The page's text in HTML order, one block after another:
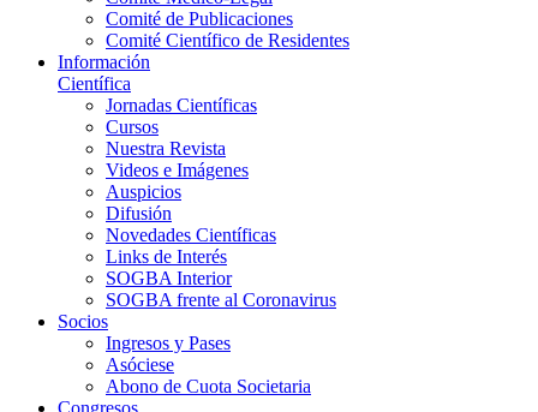
Comité de Publicaciones
Comité Científico de Residentes
Información
Científica
Jornadas Científicas
Cursos
Nuestra Revista
Videos e Imágenes
Auspicios
Difusión
Novedades Científicas
Links de Interés
SOGBA Interior
SOGBA frente al Coronavirus
Socios
Ingresos y Pases
Asóciese
Abono de Cuota Societaria
Congresos